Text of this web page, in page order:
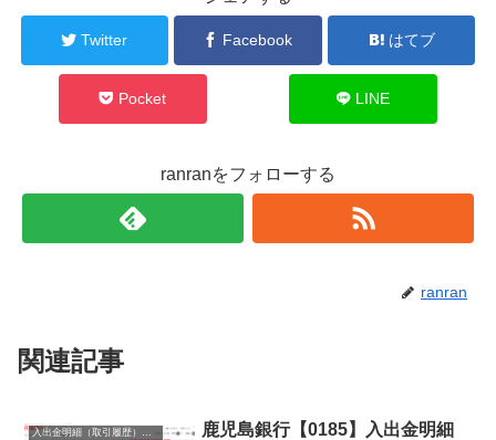
Twitter Facebook はてブ
Pocket LINE
ranranをフォローする
ranran
関連記事
入出金明細（取引履歴）照会・閲覧
鹿児島銀行【0185】入出金明細